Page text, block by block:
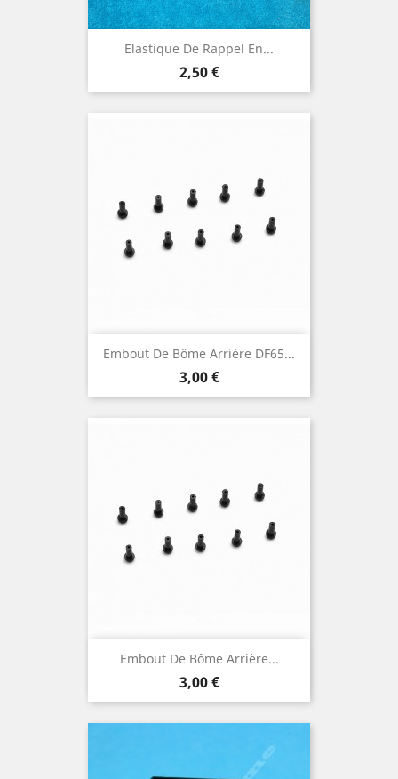
Elastique De Rappel En...
Prix
2,50 €
Embout De Bôme Arrière DF65...
Prix
3,00 €
Embout De Bôme Arrière...
Prix
3,00 €